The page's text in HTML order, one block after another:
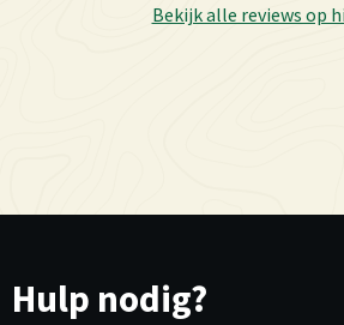
Bekijk alle reviews op
Hulp nodig?